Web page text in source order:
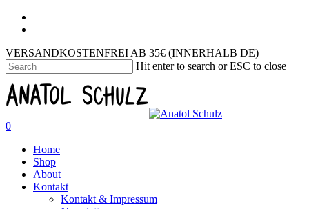
VERSANDKOSTENFREI AB 35€ (INNERHALB DE)
Hit enter to search or ESC to close
0
Home
Shop
About
Kontakt
Kontakt & Impressum